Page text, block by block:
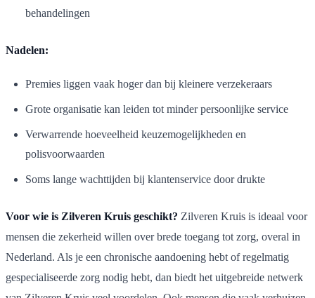
behandelingen
Nadelen:
Premies liggen vaak hoger dan bij kleinere verzekeraars
Grote organisatie kan leiden tot minder persoonlijke service
Verwarrende hoeveelheid keuzemogelijkheden en
polisvoorwaarden
Soms lange wachttijden bij klantenservice door drukte
Voor wie is Zilveren Kruis geschikt? Zilveren Kruis is ideaal voor
mensen die zekerheid willen over brede toegang tot zorg, overal in
Nederland. Als je een chronische aandoening hebt of regelmatig
gespecialiseerde zorg nodig hebt, dan biedt het uitgebreide netwerk